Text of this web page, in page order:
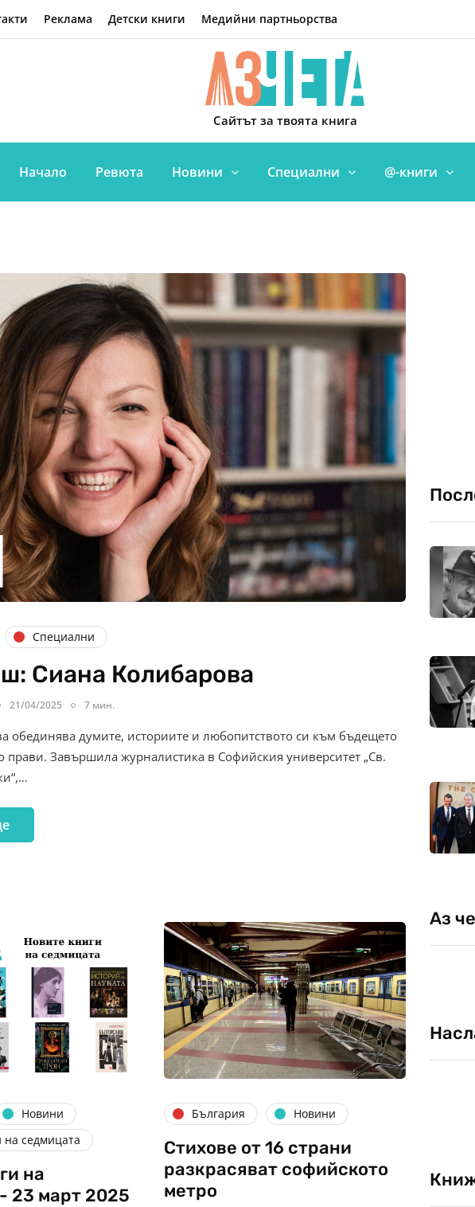
Реклама Детски книги Медийни партньорства
Сайтът за твоята книга
Начало Ревюта Новини Специални @-книги
Специални
Сиана Колибарова
21/04/2025 7 мин.
обединява думите, историите и любопитството си към бъдещето
прави. Завършила журналистика в Софийския университет „Св.
Новини
на седмицата
на
23 март 2025
България Новини
Стихове от 16 страни
разкрасяват софийското
метро
Аз